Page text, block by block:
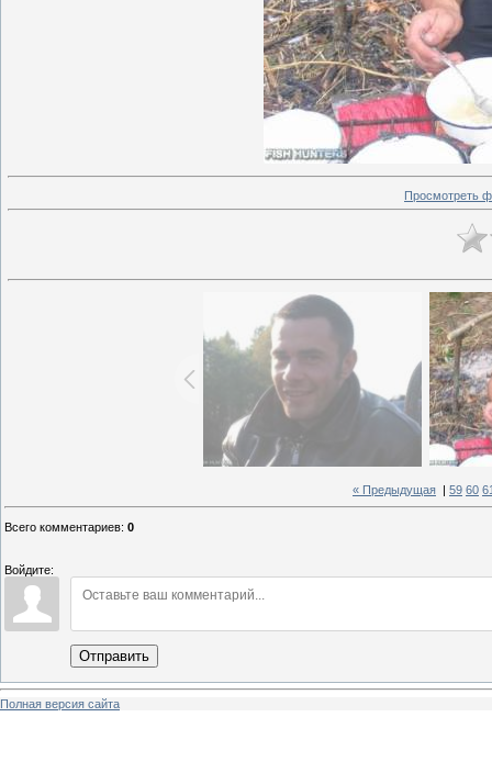
Просмотреть
« Предыдущая 59 60
Всего комментариев: 0
Войдите:
Отправить
Полная версия сайта